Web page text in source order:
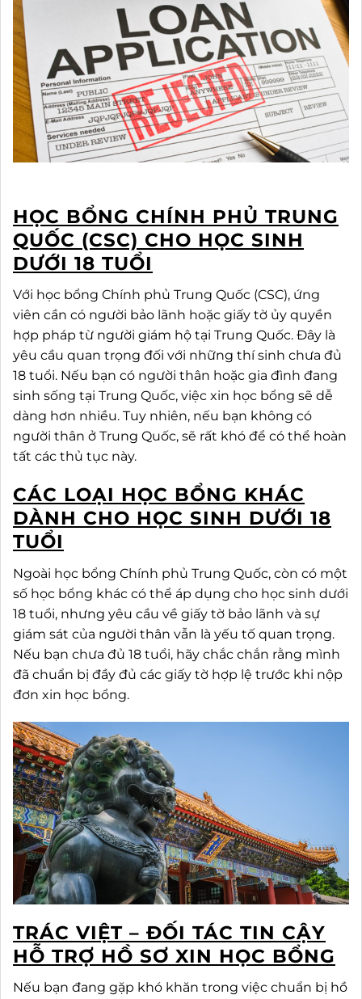
HỌC BỔNG CHÍNH PHỦ TRUNG
QUỐC (CSC) CHO HỌC SINH
DƯỚI 18 TUỔI
Với học bổng Chính phủ Trung Quốc (CSC), ứng
viên cần có người bảo lãnh hoặc giấy tờ ủy quyền
hợp pháp từ người giám hộ tại Trung Quốc. Đây là
yêu cầu quan trọng đối với những thí sinh chưa đủ
18 tuổi. Nếu bạn có người thân hoặc gia đình đang
sinh sống tại Trung Quốc, việc xin học bổng sẽ dễ
dàng hơn nhiều. Tuy nhiên, nếu bạn không có
người thân ở Trung Quốc, sẽ rất khó để có thể hoàn
tất các thủ tục này.
CÁC LOẠI HỌC BỔNG KHÁC
DÀNH CHO HỌC SINH DƯỚI 18
TUỔI
Ngoài học bổng Chính phủ Trung Quốc, còn có một
số học bổng khác có thể áp dụng cho học sinh dưới
18 tuổi, nhưng yêu cầu về giấy tờ bảo lãnh và sự
giám sát của người thân vẫn là yếu tố quan trọng.
Nếu bạn chưa đủ 18 tuổi, hãy chắc chắn rằng mình
đã chuẩn bị đầy đủ các giấy tờ hợp lệ trước khi nộp
đơn xin học bổng.
TRÁC VIỆT – ĐỐI TÁC TIN CẬY
HỖ TRỢ HỒ SƠ XIN HỌC BỔNG
Nếu bạn đang gặp khó khăn trong việc chuẩn bị hồ